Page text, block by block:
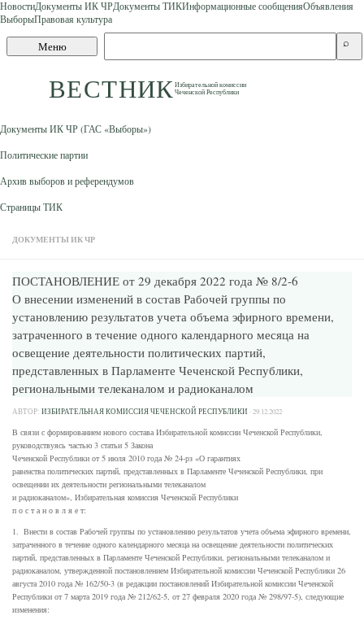
Skip to content
НовостиДокументы ИК ЧРДокументы ТИКИнформационные сообщенияОбъявления
ВыборыПравовая культура
Меню
ВЕСТНИКИзбирательной комиссии
Чеченской Республики
сайту
⌕
Документы ИК ЧР (ГАС «Выборы»)
Политические партии
Архив выборов и референдумов
Страницы ТИК
ДОКУМЕНТЫ ИК ЧР
ПОСТАНОВЛЕНИЕ от 29 декабря 2022 года № 8/2-6
О внесении изменений в состав Рабочей группы по
установлению результатов учета объема эфирного времени,
затраченного в течение одного календарного месяца на
освещение деятельности политических партий,
представленных в Парламенте Чеченской Республики,
региональными телеканалом и радиоканалом
АВТОР: ИЗБИРАТЕЛЬНАЯ КОМИССИЯ ЧЕЧЕНСКОЙ РЕСПУБЛИКИ ·29.12.2022
В связи с формированием нового состава Избирательной комиссии Чеченской Республики,
руководствуясь частью 3 статьи 5 Закона
Чеченской Республики от 5 июля 2010 года № 24-рз «О гарантиях
равенства политических партий, представленных в Парламенте Чеченской Республики, при
освещении их деятельности региональными телеканалом
и радиоканалом», Избирательная комиссия Чеченской Республики
п о с т а н о в л я е т:
1. Внести в состав Рабочей группы по установлению результатов учета объема эфирного времени,
затраченного в течение одного календарного месяца на освещение деятельности политических
партий, представленных в Парламенте Чеченской Республики, региональными телеканалом и
радиоканалом, утвержденной постановлением Избирательной комиссии Чеченской Республики 26
августа 2010 года № 162/50-3 (в редакции постановлений Избирательной комиссии Чеченской
Республики от 7 марта 2019 года № 212/62-5, от 27 февраля 2020 года № 298/97-5), следующие
изменения: